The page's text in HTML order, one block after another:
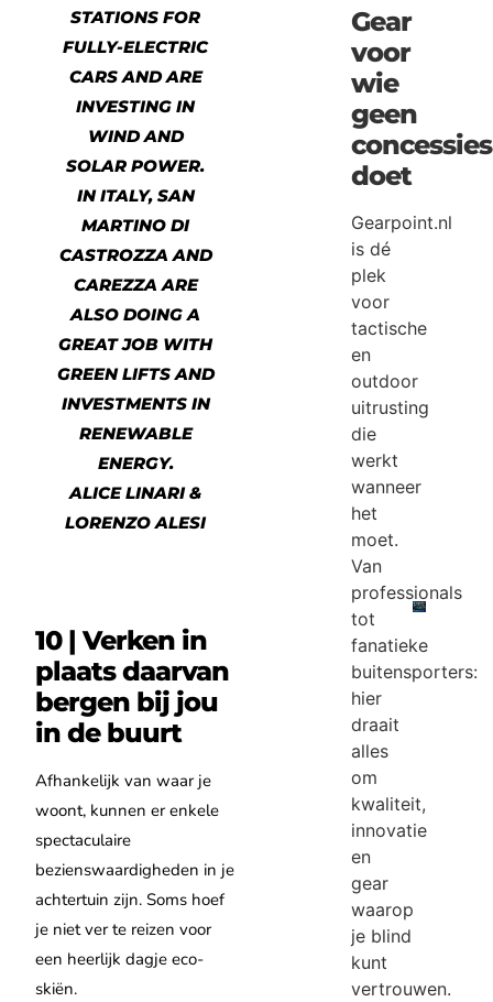
STATIONS FOR
FULLY-ELECTRIC
CARS AND ARE
INVESTING IN
WIND AND
SOLAR POWER.
IN ITALY, SAN
MARTINO DI
CASTROZZA AND
CAREZZA ARE
ALSO DOING A
GREAT JOB WITH
GREEN LIFTS AND
INVESTMENTS IN
RENEWABLE
ENERGY.
ALICE LINARI &
LORENZO ALESI
10 | Verken in
plaats daarvan
bergen bij jou
in de buurt
Afhankelijk van waar je
woont, kunnen er enkele
spectaculaire
bezienswaardigheden in je
achtertuin zijn. Soms hoef
je niet ver te reizen voor
een heerlijk dagje eco-
skiën.
Gear
voor
wie
geen
concessies
doet
Gearpoint.nl
is dé
plek
voor
tactische
en
outdoor
uitrusting
die
werkt
wanneer
het
moet.
Van
professionals
tot
fanatieke
buitensporters:
hier
draait
alles
om
kwaliteit,
innovatie
en
gear
waarop
je blind
kunt
vertrouwen.